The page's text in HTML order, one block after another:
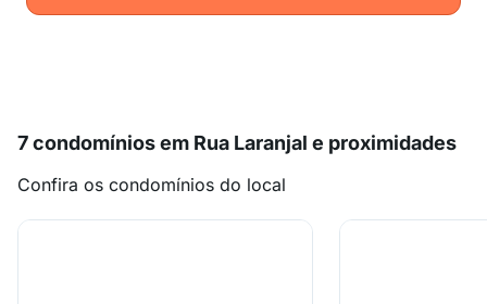
7 condomínios em Rua Laranjal e proximidades
Confira os condomínios do local